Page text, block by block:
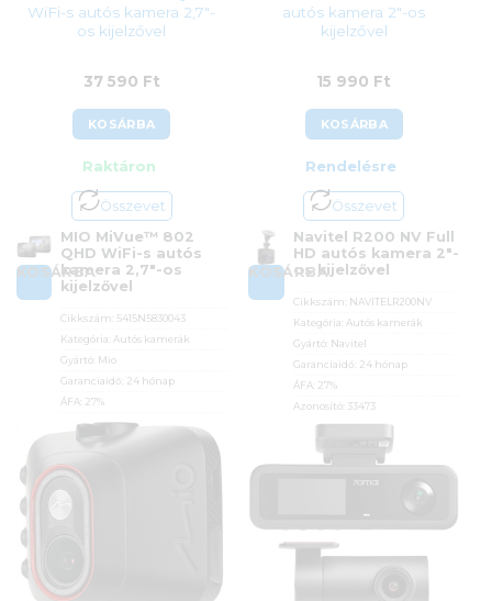
WiFi-s autós kamera 2,7″-
os kijelzővel
37 590 Ft
KOSÁRBA
Raktáron
Összevet
KOSÁRBA
MIO MiVue™ 802
QHD WiFi-s autós
kamera 2,7″-os
kijelzővel
Cikkszám: 5415N5830043
Kategória:Autós kamerák
Gyártó: Mio
Garanciaidő: 24 hónap
ÁFA: 27%
Azonosító:47681
autós kamera 2″-os
kijelzővel
15 990 Ft
KOSÁRBA
Rendelésre
Összevet
KOSÁRBA
Navitel R200 NV Full
HD autós kamera 2″-
os kijelzővel
Cikkszám:
NAVITELR200NV
Kategória: Autós kamerák
Gyártó: Navitel
Garanciaidő: 24 hónap
ÁFA: 27%
Azonosító: 33473